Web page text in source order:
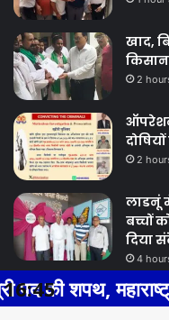
1 hour
खाद,
2
2
लाडनूं
बच्चों
दिया
4
महाराष्ट्र को मिले
16:45